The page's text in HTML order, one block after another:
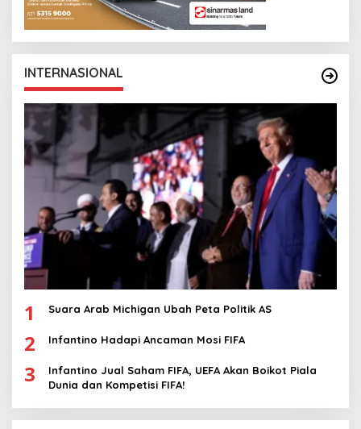
INTERNASIONAL
1 Suara Arab Michigan Ubah Peta Politik AS
2 Infantino Hadapi Ancaman Mosi FIFA
3
Infantino Jual Saham FIFA, UEFA Akan Boikot Piala
Dunia dan Kompetisi FIFA!